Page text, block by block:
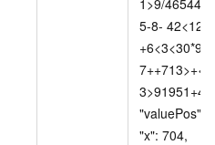
5-8- 42<12-
"valuePos":
"x": 704,